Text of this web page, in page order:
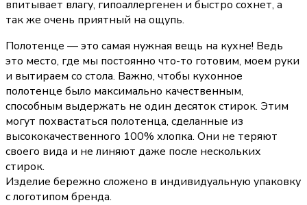
впитывает влагу, гипоаллергенен и быстро сохнет, а
так же очень приятный на ощупь.
Полотенце — это самая нужная вещь на кухне! Ведь
это место, где мы постоянно что-то готовим, моем руки
и вытираем со стола. Важно, чтобы кухонное
полотенце было максимально качественным,
способным выдержать не один десяток стирок. Этим
могут похвастаться полотенца, сделанные из
высококачественного 100% хлопка. Они не теряют
своего вида и не линяют даже после нескольких
стирок.
Изделие бережно сложено в индивидуальную упаковку
с логотипом бренда.